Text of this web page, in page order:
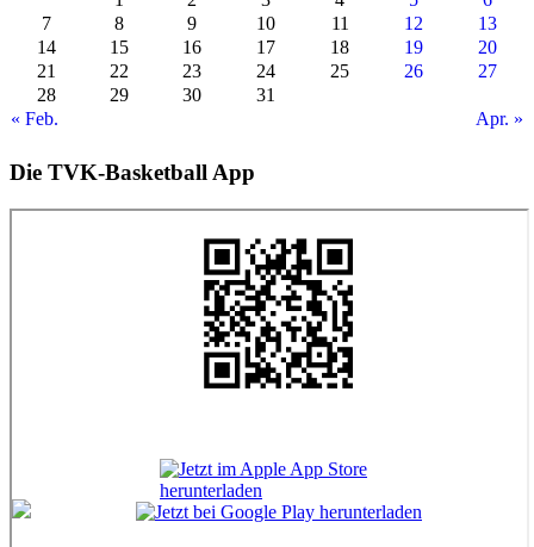
« Feb. Apr. »
7
8 9 10 11 12
13
14
15 16 17 18 19
20
21
22 23 24 25 26
27
28
29 30 31
Die TVK-Basketball App